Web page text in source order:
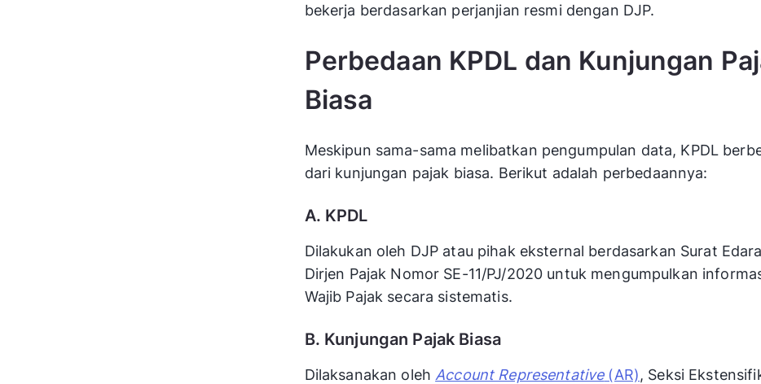
bekerja berdasarkan perjanjian resmi dengan DJP.
Perbedaan KPDL dan Kunjungan
Biasa
Meskipun sama-sama melibatkan pengumpulan data, KPDL
dari kunjungan pajak biasa. Berikut adalah perbedaannya:
A. KPDL
Dilakukan oleh DJP atau pihak eksternal berdasarkan Surat
Dirjen Pajak Nomor SE-11/PJ/2020 untuk mengumpulkan
Wajib Pajak secara sistematis.
B. Kunjungan Pajak Biasa
Dilaksanakan oleh Account Representative(AR), Seksi